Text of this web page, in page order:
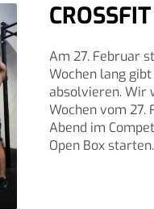
Am 27. Februar
Wochen lang
absolvieren. Wir
Wochen vom 27.
Abend im
Open Box